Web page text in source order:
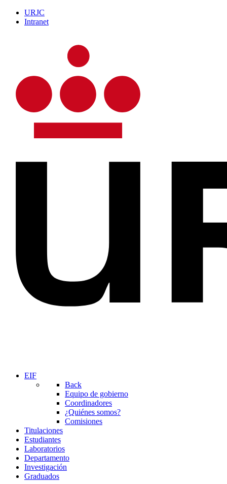
URJC
Intranet
EIF
Back
Equipo de gobierno
Coordinadores
¿Quiénes somos?
Comisiones
Titulaciones
Estudiantes
Laboratorios
Departamento
Investigación
Graduados